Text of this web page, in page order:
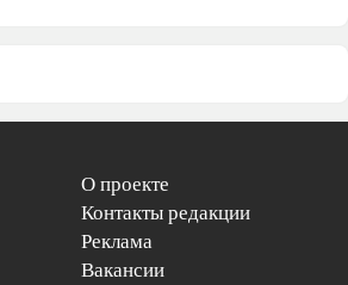
О проекте
Контакты редакции
Реклама
Вакансии